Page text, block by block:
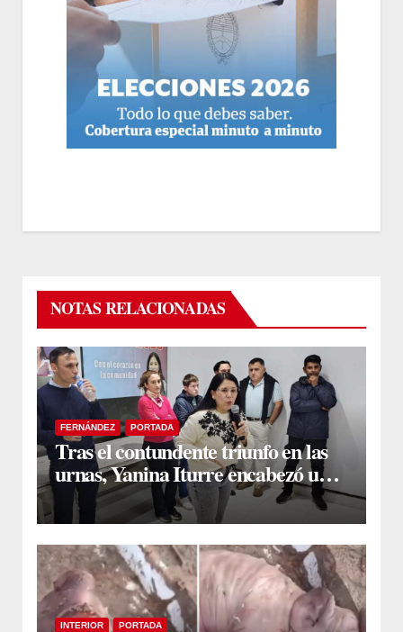
NOTAS RELACIONADAS
FERNÁNDEZ PORTADA
Tras el contundente triunfo en las
urnas, Yanina Iturre encabezó un
encuentro con vecinos y dirigentes
en Fernández
INTERIOR PORTADA